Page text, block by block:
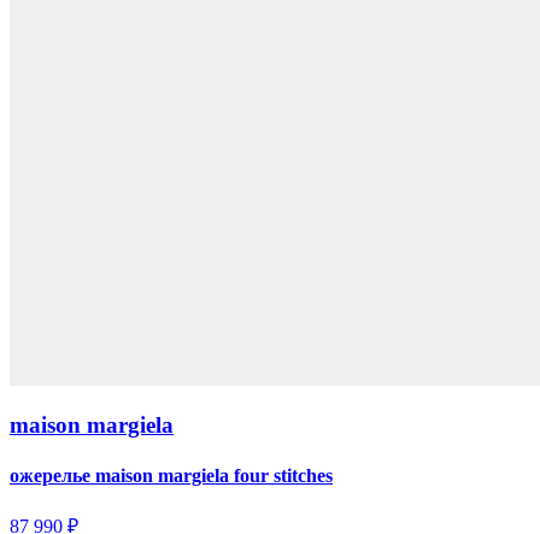
maison margiela
ожерелье maison margiela four stitches
87 990 ₽